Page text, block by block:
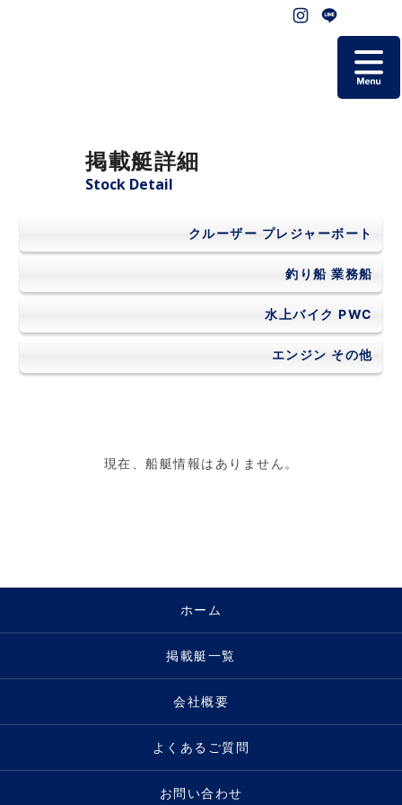
会社概要
よくあるご質問
お問い合わせ
個人情報保護方針
掲載艇詳細
Stock Detail
クルーザー プレジャーボート
釣り船 業務船
水上バイク PWC
エンジン その他
現在、船艇情報はありません。
ホーム
掲載艇一覧
会社概要
よくあるご質問
お問い合わせ